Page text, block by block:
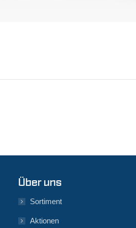
Über uns
Sortiment
Aktionen